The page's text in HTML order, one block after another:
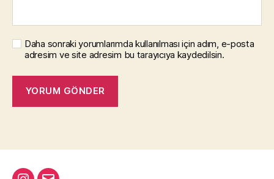
Daha sonraki yorumlarımda kullanılması için adım, e-posta
adresim ve site adresim bu tarayıcıya kaydedilsin.